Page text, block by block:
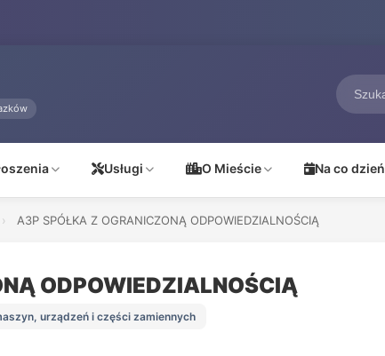
Usługi O Mieście Na co dzień
› A3P SPÓŁKA Z OGRANICZONĄ ODPOWIEDZIALNOŚCIĄ
ODPOWIEDZIALNOŚCIĄ
urządzeń i części zamiennych